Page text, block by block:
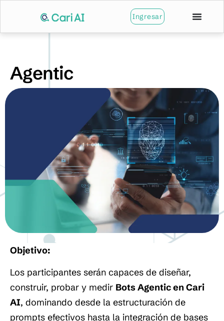
Ingresar
Agentic
Objetivo:
Los participantes serán capaces de diseñar,
construir, probar y medir Bots Agentic en Cari
AI, dominando desde la estructuración de
prompts efectivos hasta la integración de bases